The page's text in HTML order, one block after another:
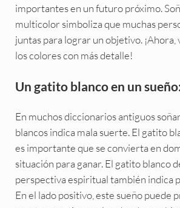
importantes en un futuro próximo.
multicolor simboliza que muchas
juntas para lograr un objetivo. ¡Ahora,
los colores con más detalle!
Un gatito blanco en un
En muchos diccionarios antiguos
blancos indica mala suerte. El gatito
es importante que se convierta en
situación para ganar. El gatito blanco
perspectiva espiritual también indica
En el lado positivo, este sueño puede